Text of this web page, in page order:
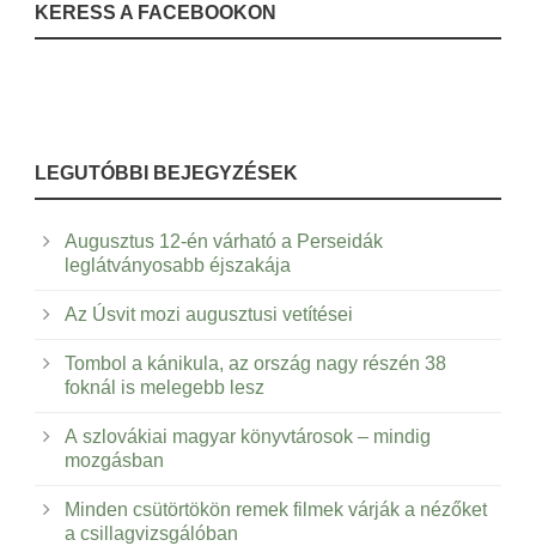
KERESS A FACEBOOKON
LEGUTÓBBI BEJEGYZÉSEK
Augusztus 12-én várható a Perseidák
leglátványosabb éjszakája
Az Úsvit mozi augusztusi vetítései
Tombol a kánikula, az ország nagy részén 38
foknál is melegebb lesz
A szlovákiai magyar könyvtárosok – mindig
mozgásban
Minden csütörtökön remek filmek várják a nézőket
a csillagvizsgálóban